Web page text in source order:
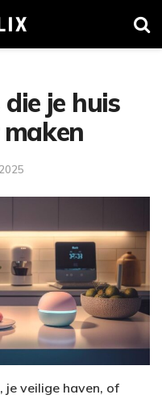
je huis
je veilige haven, of